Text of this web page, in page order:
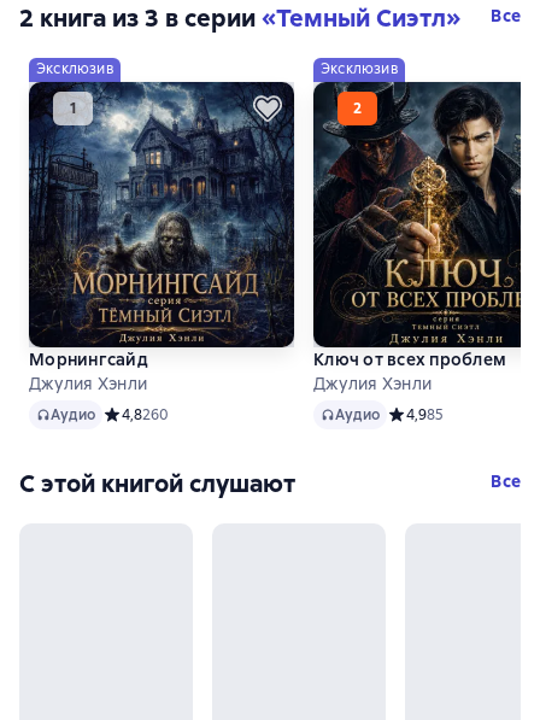
2 книга из 3 в серии«Темный Сиэтл» Все
Эксклюзив
Морнингсайд
Джулия Хэнли
Аудио
Аудио Средний рейтинг 4,8 на основе 260 оценок
4,8260
Эксклюзив
Ключ от всех проблем
Джулия Хэнли
Аудио
Аудио Средний рейтинг
4,985
С этой книгой слушают Все